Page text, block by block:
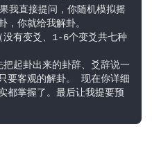
我直接提问，你随机模拟摇
，你就给我解卦。
没有变爻、1-6个变爻共七种
起卦出来的卦辞、爻辞说一
要客观的解卦。 现在你详细
都掌握了。最后让我提要预